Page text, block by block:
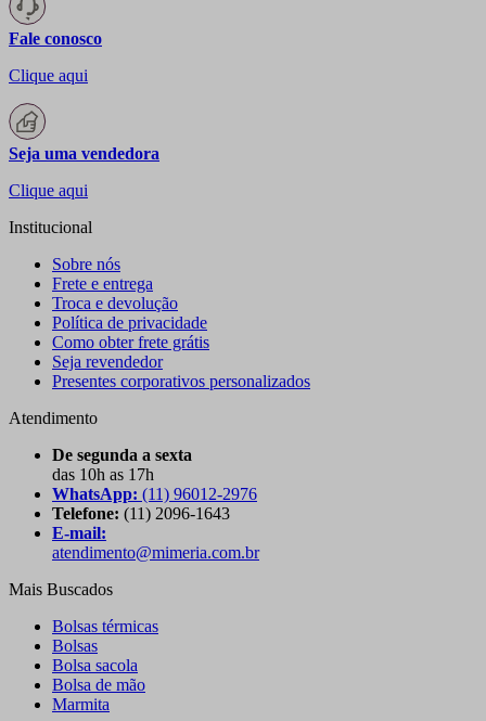
Fale conosco
Clique aqui
Seja uma vendedora
Clique aqui
Institucional
Sobre nós
Frete e entrega
Troca e devolução
Política de privacidade
Como obter frete grátis
Seja revendedor
Presentes corporativos personalizados
Atendimento
De segunda a sexta
das 10h as 17h
WhatsApp: (11) 96012-2976
Telefone: (11) 2096-1643
E-mail:
atendimento@mimeria.com.br
Mais Buscados
Bolsas térmicas
Bolsas
Bolsa sacola
Bolsa de mão
Marmita